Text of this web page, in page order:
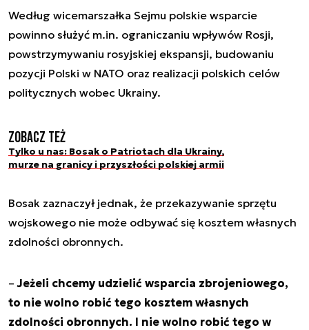
Według wicemarszałka Sejmu polskie wsparcie
powinno służyć m.in. ograniczaniu wpływów Rosji,
powstrzymywaniu rosyjskiej ekspansji, budowaniu
pozycji Polski w NATO oraz realizacji polskich celów
politycznych wobec Ukrainy.
Zobacz też
Tylko u nas: Bosak o Patriotach dla Ukrainy,
murze na granicy i przyszłości polskiej armii
Bosak zaznaczył jednak, że przekazywanie sprzętu
wojskowego nie może odbywać się kosztem własnych
zdolności obronnych.
–Jeżeli chcemy udzielić wsparcia zbrojeniowego,
to nie wolno robić tego kosztem własnych
zdolności obronnych. I nie wolno robić tego w